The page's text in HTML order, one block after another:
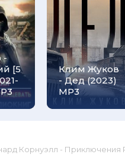
-
[5
Клим Жуков
- Дед (2023)
MP3
Корнуэлл - Приключения Ричарда Шарпа